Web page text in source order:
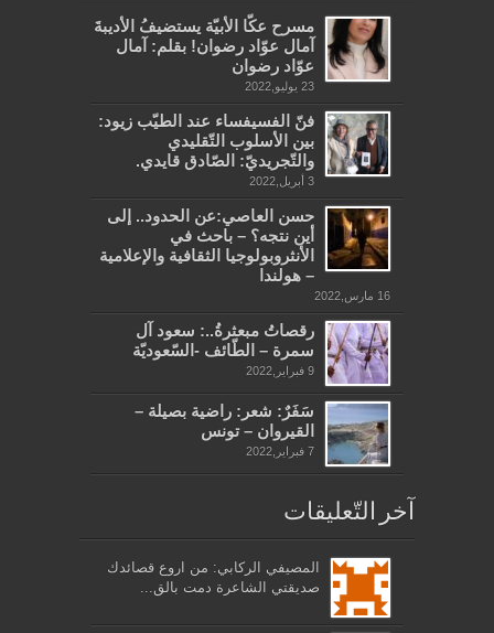
مسرح عكّا الأبيّة يستضيفُ الأديبةَ
آمال عوّاد رضوان! بقلم: آمال
عوّاد رضوان
23 يوليو,2022
فنّ الفسيفساء عند الطيّب زيود:
بين الأسلوب التّقليدي
والتّجريديّ: الصّادق قايدي.
3 أبريل,2022
حسن العاصي:عن الحدود.. إلى
أين نتجه؟ – باحث في
الأنثروبولوجيا الثقافية والإعلامية
– هولندا
16 مارس,2022
رقصاتُ مبعثرةُ..: سعود آل
سمرة – الطّائف -السّعوديّة
9 فبراير,2022
سَفَرٌ: شعر: راضية بصيلة –
القيروان – تونس
7 فبراير,2022
آخر التّعليقات
المصيفي الركابي: من اروع قصائدك
صديقتي الشاعرة دمت بالق...